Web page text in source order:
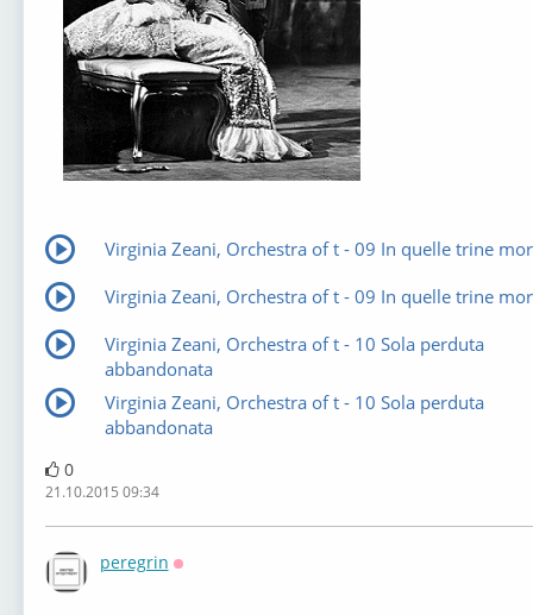
Virginia Zeani, Orchestra of t - 09 In quelle trine
Virginia Zeani, Orchestra of t - 09 In quelle trine
Virginia Zeani, Orchestra of t - 10 Sola perduta
abbandonata
Virginia Zeani, Orchestra of t - 10 Sola perduta
abbandonata
0
21.10.2015 09:34
peregrin